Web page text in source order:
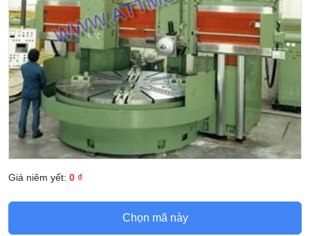
Giá niêm yết: 0 ₫
Chọn mã này